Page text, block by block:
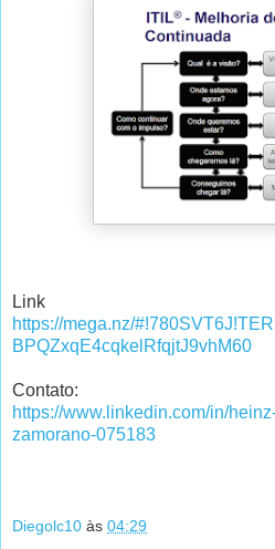
Link
https://mega.nz/
BPQZxqE4cqkelRfqjtJ9vhM60
Contato:
https://www.linkedin.com/in/
zamorano-075183
Diegolc10 às 04:29